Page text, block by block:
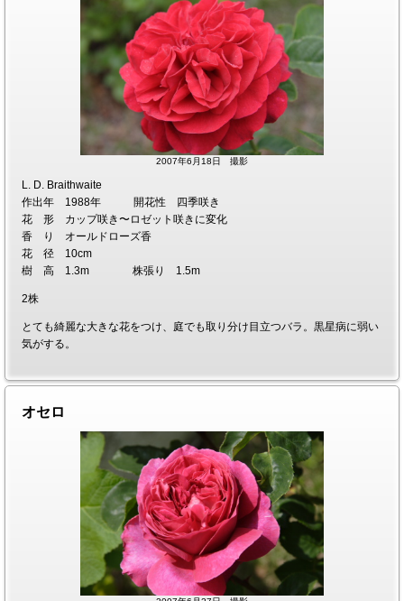
2007年6月18日 撮影
L. D. Braithwaite
作出年 1988年 開花性 四季咲き
花 形 カップ咲き〜ロゼット咲きに変化
香 り オールドローズ香
花 径 10cm
樹 高 1.3m 株張り 1.5m
2株
とても綺麗な大きな花をつけ、庭でも取り分け目立つバラ。黒星病に弱い
気がする。
オセロ